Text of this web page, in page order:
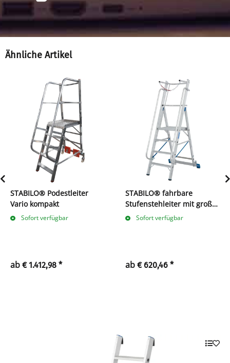
Ähnliche Artikel
STABILO® Podestleiter
Vario kompakt
Sofort verfügbar
ab € 1.412,98 *
STABILO® fahrbare
Stufenstehleiter mit großer
Plattform +
Sofort verfügbar
ab € 620,46 *